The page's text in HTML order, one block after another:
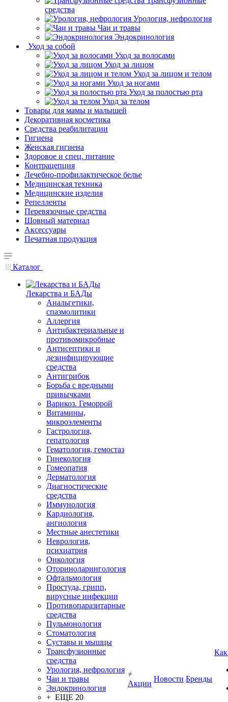
средства
Урология, нефрология
Чаи и травы
Эндокринология
Уход за собой
Уход за волосами
Уход за лицом
Уход за лицом и телом
Уход за ногами
Уход за полостью рта
Уход за телом
Товары для мамы и малышей
Декоративная косметика
Средства реабилитации
Гигиена
Женская гигиена
Здоровое и спец. питание
Контрацепция
Лечебно-профилактическое белье
Медицинская техника
Медицинские изделия
Репелленты
Перевязочные средства
Шовный материал
Аксессуары
Печатная продукция
Каталог
Лекарства и БАДы
Анальгетики,
спазмолитики
Аллергия
Антибактериальные и
противомикробные
Антисептики и
дезинфицирующие
средства
Антигрибок
Борьба с вредными
привычками
Варикоз. Геморрой
Витамины,
микроэлементы
Гастрология,
гепатология
Гематология, гемостаз
Гинекология
Гомеопатия
Дерматология
Диагностические
средства
Иммунология
Кардиология,
ангиология
Местные анестетики
Неврология,
психиатрия
Онкология
Оториноларингология
Офтальмология
Простуда, грипп,
вирусные инфекции
Противопаразитарные
средства
Пульмонология
Стоматология
Суставы и мышцы
Трансфузионные
средства
Урология, нефрология
Чаи и травы
Эндокринология
+ ЕЩЕ 20
Акции
Новости Бренды